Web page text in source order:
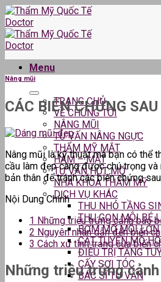
Skip
to
content
Menu
TRANG CHỦ
VỀ CHÚNG TÔI
NÂNG MŨI
TƯ VẤN NÂNG NGỰC
THẨM MỸ MẮT
HÀM – MẶT
TƯ VẤN HÚT MỠ
NHA KHOA THẨM MỸ
DỊCH VỤ KHÁC
THU NHỎ TẦNG
THU GỌN MÔI BÉ
BƠM MỠ MÔI LỚN
CẮT TUYẾN MỒ
ĐIỀU TRỊ TĂNG
CẤY SỢI TÓC
BÁC SĨ TƯ VẤN
Nâng mũi
CÁC BIẾN CHỨNG
Nâng mũi là kỹ thuật mà bạn có thể
cầu làm đẹp càng được chú trọng
bản thân để tránh các biến chứng
Nội Dung Chính
1 Những triệu trứng cảnh báo
2 Nguyên nhân dẫn đến biến
3 Cách xử tình trạng của biến
Những triệu trứng